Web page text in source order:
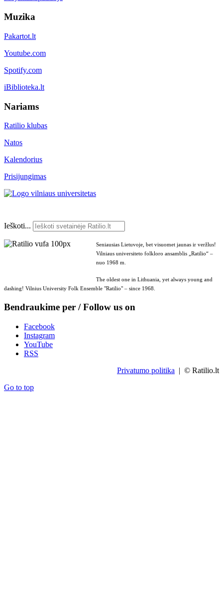
Muzika
Pakartot.lt
Youtube.com
Spotify.com
iBiblioteka.lt
Nariams
Ratilio klubas
Natos
Kalendorius
Prisijungimas
Ieškoti...
Seniausias Lietuvoje, bet visuomet jaunas ir veržlus!
Vilniaus universiteto folkloro ansamblis „Ratilio“ –
nuo 1968 m.
The oldest one in Lithuania, yet always young and
dashing! Vilnius University Folk Ensemble "Ratilio" – since 1968.
Bendraukime per / Follow us on
Facebook
Instagram
YouTube
RSS
Privatumo politika | © Ratilio.lt
Go to top